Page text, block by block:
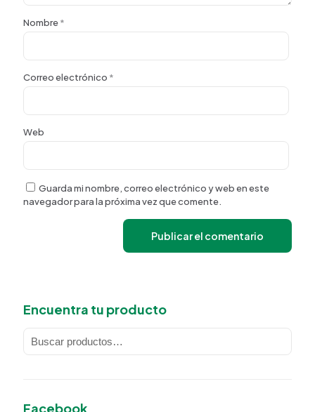
Nombre*
Correo electrónico *
Web
Guarda mi nombre, correo electrónico y web en este
navegador para la próxima vez que comente.
Encuentra tu producto
Facebook